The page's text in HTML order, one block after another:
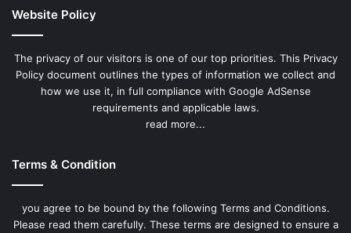
Website Policy
The privacy of our visitors is one of our top priorities. This Privacy
Policy document outlines the types of information we collect and
how we use it, in full compliance with Google AdSense
requirements and applicable laws.
read more...
Terms & Condition
you agree to be bound by the following Terms and Conditions.
Please read them carefully. These terms are designed to ensure a